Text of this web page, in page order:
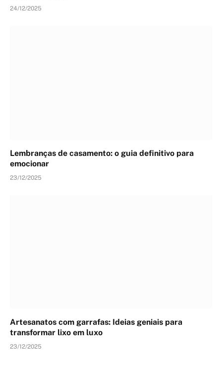
24/12/2025
Lembranças de casamento: o guia definitivo para
emocionar
23/12/2025
Artesanatos com garrafas: Ideias geniais para
transformar lixo em luxo
23/12/2025